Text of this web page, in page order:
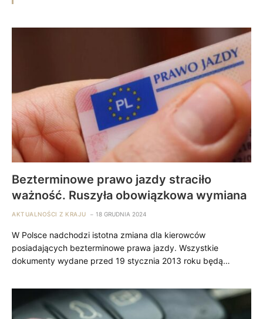
Bezterminowe prawo jazdy straciło
ważność. Ruszyła obowiązkowa wymiana
AKTUALNOŚCI Z KRAJU 18 GRUDNIA 2024
W Polsce nadchodzi istotna zmiana dla kierowców
posiadających bezterminowe prawa jazdy. Wszystkie
dokumenty wydane przed 19 stycznia 2013 roku będą…